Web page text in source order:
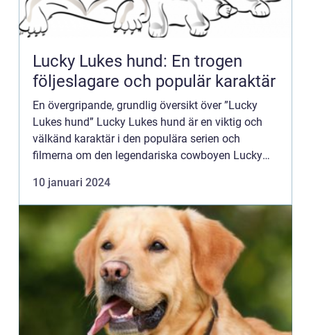
Lucky Lukes hund: En trogen
följeslagare och populär karaktär
En övergripande, grundlig översikt över ”Lucky
Lukes hund” Lucky Lukes hund är en viktig och
välkänd karaktär i den populära serien och
filmerna om den legendariska cowboyen Lucky
har hunde...
10 januari 2024